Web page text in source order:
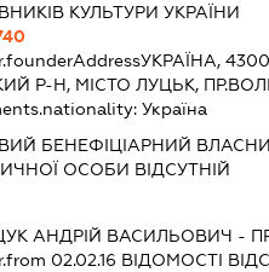
КУЛЬТУРИ УКРАЇНИ
УКРАЇНА,
Р-Н, МІСТО ЛУЦЬК,
Україна
БЕНЕФІЦІАРНИЙ
ОСОБИ ВІДСУТНІЙ
АНДРІЙ ВАСИЛЬОВИЧ -
02.02.16 ВІДОМОСТІ